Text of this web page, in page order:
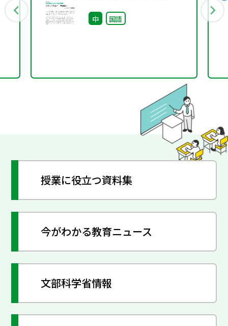
言？ 共通語？
中 国語
授業に役立つ資料集
今がわかる教育ニュース
文部科学省情報